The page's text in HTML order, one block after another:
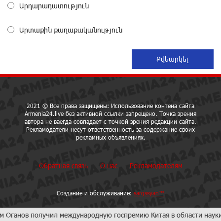
международную госпремию Китая в области науки и
«Сила одного драма» в июле
выгодным инвестиционным предложением
IDBank предупреждает о мошеннических звонках от
имени пенсионных фондов
около одного месяца назад
Небольшой французский уголок в Раздане при
Предателя Пашиняна нужно скинуть с трона. Аршак
Արդարադատություն
Արտաքին քաղաքականություն
2021 © Все права защищены: Использование контена сайта
Armenia24.live без активной ссылки запрещено. Точка зрения
автора не ваегда совпадает с точкой зрения редакции сайта.
Рекламодатели несут ответственность за содержание своих
рекламных объявлениях.
Обратная связь О нас Рекламодателям
Создание и обслуживание: sargssyan™